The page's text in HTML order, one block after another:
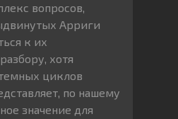
вопросов,
Арриги
к их
хотя
циклов
по нашему
значение для